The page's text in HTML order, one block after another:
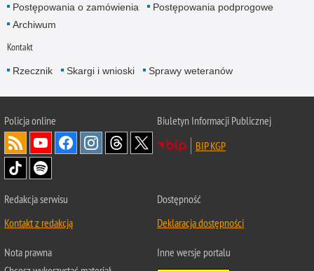
Postępowania o zamówienia
Postępowania podprogowe
Archiwum
Kontakt
Rzecznik Skargi i wnioski Sprawy weteranów
Policjaonline
Biuletyn Informacji Publicznej
BIP KGP
Redakcja serwisu
Kontakt z redakcją
Dostępność
Deklaracja dostępności
Nota prawna
Inne wersje portalu